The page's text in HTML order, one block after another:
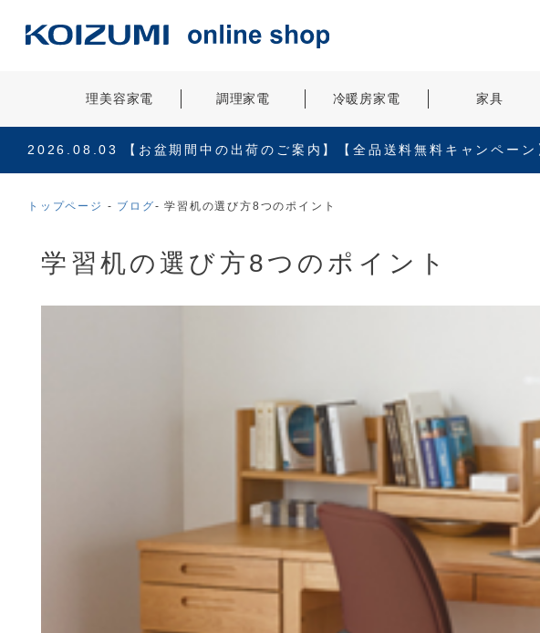
理美容家電 調理家電 冷暖房家電 家具
2026.08.03 【お盆期間中の出荷のご案内】【全品送料無料キャンペーン
トップページ ブログ 学習机の選び方8つのポイント
学習机の選び方8つのポイント